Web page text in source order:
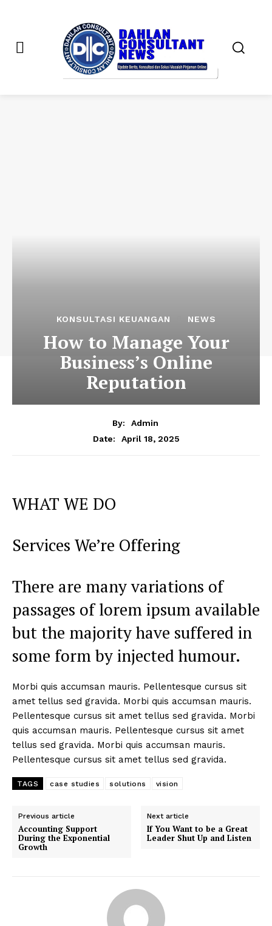
KONSULTASI KEUANGAN NEWS
How to Manage Your
Business’s Online
Reputation
By:
Admin
Date:
April 18, 2025
WHAT WE DO
Services We’re Offering
There are many variations of
passages of lorem ipsum available
but the majority have suffered in
some form by injected humour.
Morbi quis accumsan mauris. Pellentesque cursus sit
amet tellus sed gravida. Morbi quis accumsan mauris.
Pellentesque cursus sit amet tellus sed gravida. Morbi
quis accumsan mauris. Pellentesque cursus sit amet
tellus sed gravida. Morbi quis accumsan mauris.
Pellentesque cursus sit amet tellus sed gravida.
TAGS case studies solutions vision
Previous article
Accounting Support
During the Exponential
Growth
Next article
If You Want to be a Great
Leader Shut Up and Listen